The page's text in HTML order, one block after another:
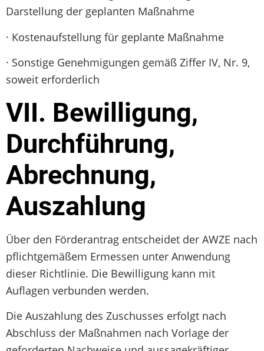
Darstellung der geplanten Maßnahme
· Kostenaufstellung für geplante Maßnahme
· Sonstige Genehmigungen gemäß Ziffer IV, Nr. 9,
soweit erforderlich
VII. Bewilligung,
Durchführung,
Abrechnung,
Auszahlung
Über den Förderantrag entscheidet der AWZE nach
pflichtgemäßem Ermessen unter Anwendung
dieser Richtlinie. Die Bewilligung kann mit
Auflagen verbunden werden.
Die Auszahlung des Zuschusses erfolgt nach
Abschluss der Maßnahmen nach Vorlage der